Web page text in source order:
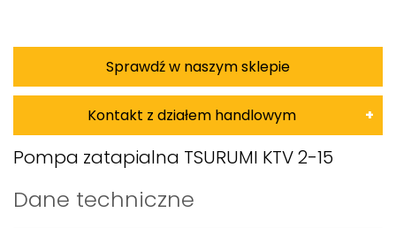
Sprawdź w naszym sklepie
Kontakt z działem handlowym
Damian Korkus
Specjalista d/s sprzedaż maszyn i urządzeń
Pompa zatapialna TSURUMI KTV 2-15
Dane techniczne